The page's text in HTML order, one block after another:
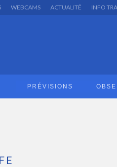
WEBCAMS ACTUALITÉ INFO
PRÉVISIONS